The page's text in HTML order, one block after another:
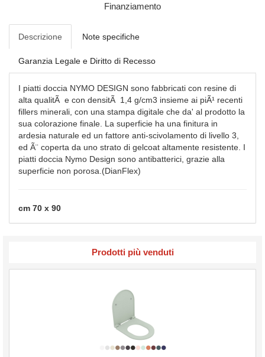
Finanziamento
Descrizione Note specifiche
Garanzia Legale e Diritto di Recesso
I piatti doccia NYMO DESIGN sono fabbricati con resine di
alta qualitÃ e con densitÃ 1,4 g/cm3 insieme ai piÃ¹ recenti
fillers minerali, con una stampa digitale che da' al prodotto la
sua colorazione finale. La superficie ha una finitura in
ardesia naturale ed un fattore anti-scivolamento di livello 3,
ed Ã¨ coperta da uno strato di gelcoat altamente resistente. I
piatti doccia Nymo Design sono antibatterici, grazie alla
superficie non porosa.(DianFlex)
cm 70 x 90
Prodotti più venduti